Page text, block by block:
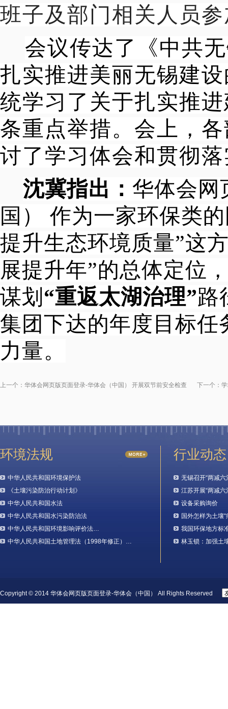
班子及部门相关人员
会议传达了《中共
扎实推进美丽无锡建
统学习了关于扎实推
条重点举措。会上，
讨了学习体会和贯彻
沈冀指出： 华体会网
国） 作为一家环保类
提升生态环境质量”这
展提升年”的总体定位
谋划 “重返太湖治理”路
集团下达的年度目标
力量。
上一个： 华体会网页版页面登录-华体会（中国） 开展双节前安全检查 下一个：
环境法规
中华人民共和国环境保护法
《土壤污染防治行动计划》
中华人民共和国水法
中华人民共和国水污染防治法
中华人民共和国环境影响评价法…
中华人民共和国土地管理法（1998年修正）…
行业动态
无锡召开“两减
江苏开展“两减
设备采购询价
国外怎样为土壤“
我国环保地方标
林玉锁：加强土
Copyright © 2014 华体会网页版页面登录-华体会（中国） All Rights Reserved